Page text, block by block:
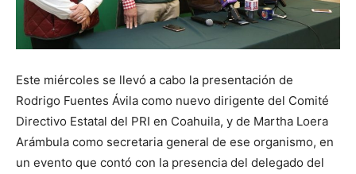
Este miércoles se llevó a cabo la presentación de
Rodrigo Fuentes Ávila como nuevo dirigente del Comité
Directivo Estatal del PRI en Coahuila, y de Martha Loera
Arámbula como secretaria general de ese organismo, en
un evento que contó con la presencia del delegado del